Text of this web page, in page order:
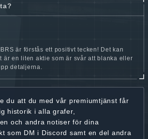
är förstås ett positivt tecken! Det kan
är en liten aktie som är svår att blanka eller
detaljerna.
du att du med vår premiumtjänst får
historik i alla grafer,
och andra notiser för dina
som DM i Discord samt en del andra